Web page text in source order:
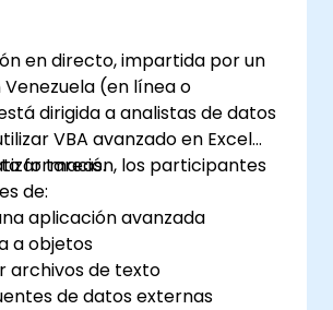
en directo, impartida por un
(en línea o
dirigida a analistas de datos
VBA avanzado en Excel
tareas.
formación, los participantes
de:
aplicación avanzada
a objetos
archivos de texto
de datos externas